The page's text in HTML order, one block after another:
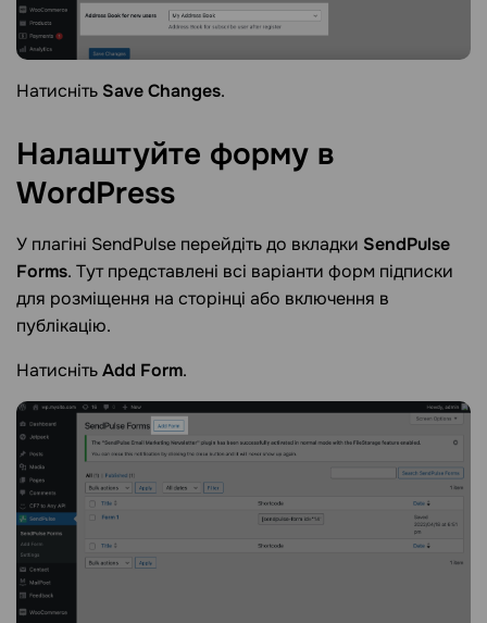
Натисніть Save Changes.
Налаштуйте форму в
WordPress
У плагіні SendPulse перейдіть до вкладки SendPulse
Forms. Тут представлені всі варіанти форм підписки
для розміщення на сторінці або включення в
публікацію.
НатиснітьAdd Form.